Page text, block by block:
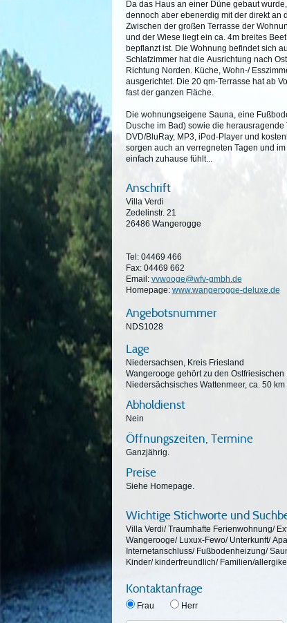
Da das Haus an einer Düne gebaut
dennoch aber ebenerdig mit der direkt an
Zwischen der großen Terrasse der
und der Wiese liegt ein ca. 4m breites
bepflanzt ist. Die Wohnung befindet sich
Schlafzimmer hat die Ausrichtung nach
Richtung Norden. Küche, Wohn-/
ausgerichtet. Die 20 qm-Terrasse hat ab
fast der ganzen Fläche.
Die wohnungseigene Sauna, eine
Dusche im Bad) sowie die
DVD/BluRay, MP3, iPod-Player und
sorgen auch an verregneten Tagen und
einfach zuhause fühlt...
Anschrift
Villa Verdi
Zedelinstr. 21
26486 Wangerogge
Tel: 04469 466
Fax: 04469 662
Email: vvwooge@wfv-gmbh.de
Homepage: www.wangerogge-deluxe.de
Angebotsnummer
NDS1028
Lage
Niedersachsen, Kreis Friesland
Wangerooge gehört zu den
Niedersächsisches Wattenmeer, ca. 50
Abholdienst
Nein
Öffnungszeiten, Termine
Ganzjährig.
Preise
Siehe Homepage.
Wichtige Stichworte und
Villa Verdi/ Traumhafte Ferienwohnung/
Wangerooge/ Luxux-Fewo/ Unterkunft/
Internetanschluss/ Fußbodenheizung/
Kinder/ kinderfreundlich/ Familien/
Kontaktanfrage
Frau Herr